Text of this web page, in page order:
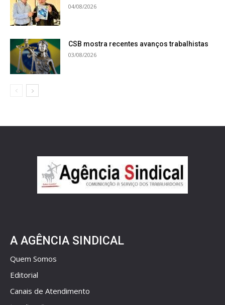
04/08/2026
CSB mostra recentes avanços trabalhistas
03/08/2026
A AGÊNCIA SINDICAL
Quem Somos
Editorial
Canais de Atendimento